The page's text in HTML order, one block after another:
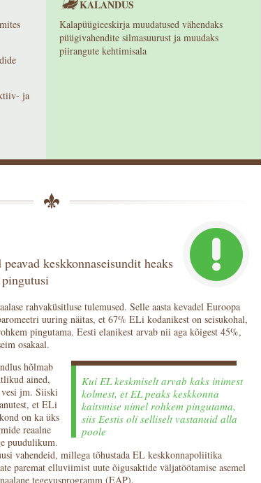
ja
KALANDUS
Kalapüügieeskirja muudatused vähendaks
püügivahendite silmasuurust ja muudaks
piirangute kehtimisala
keskkonnaseisundit heaks
rahvaküsitluse tulemused. Selle aasta kevadel Euroopa
uuring näitas, et 67% ELi kodanikest on seisukohal,
pingutama. Eesti elanikest arvab nii aga kõigest 45%,
osakaal.
Kui EL keskmiselt arvab kaks inimest
kolmest, et EL peaks keskkonna
kaitsmise nimel rohkem pingutama,
siis Eestis oli selliselt vastanuid alla
poole
hõlmab
ained,
vesi jm. Siiski
et ELi
on ka üks
reaalne
puudulikum.
vahendeid, millega tõhustada EL keskkonnapoliitika
paremat elluviimist uute õigusaktide väljatöötamise asemel
tegevusprogramm (EAP).